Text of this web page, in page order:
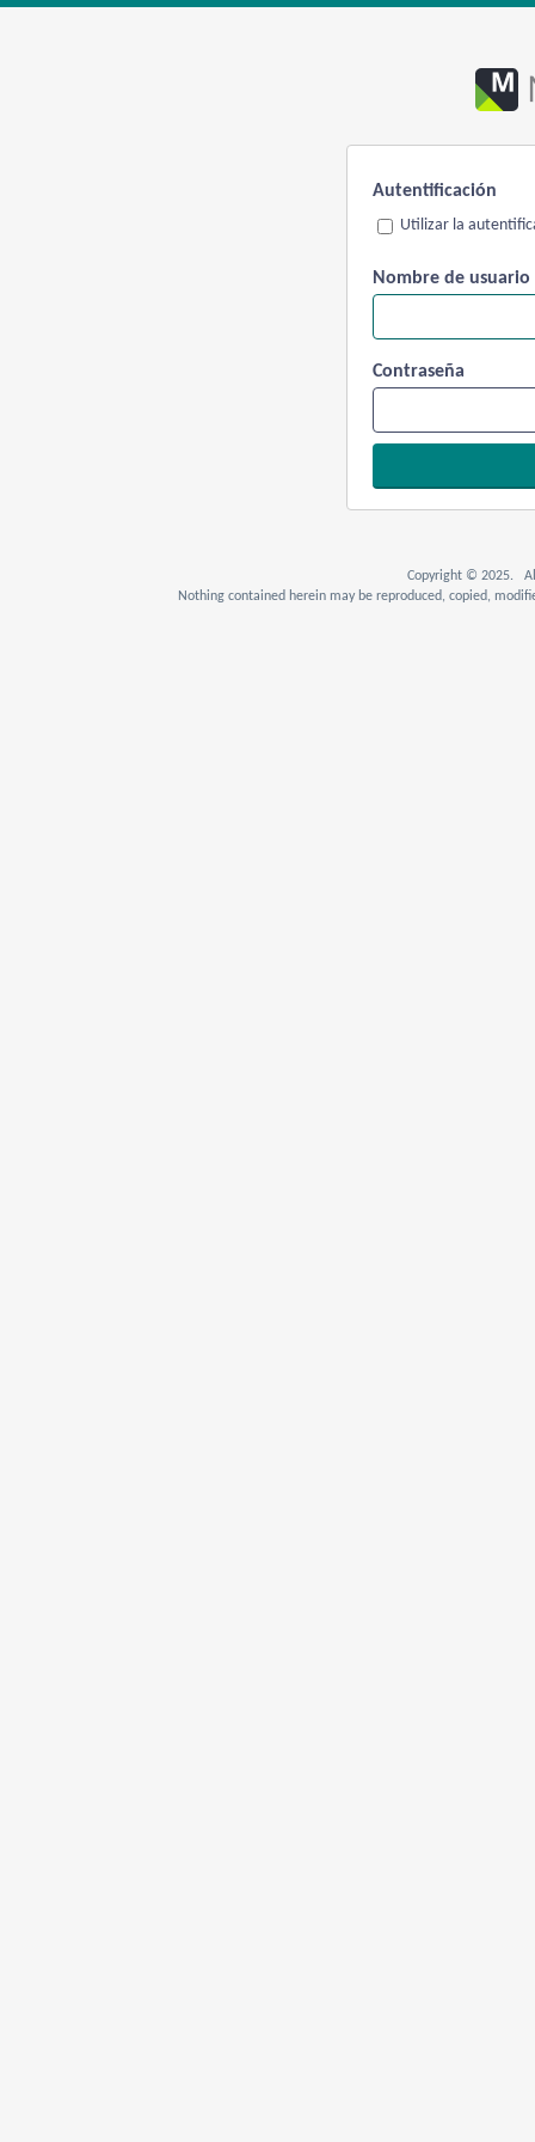
Autentificación
Utilizar la
Nombre de usuario
Contraseña
Copyright © 2025. All
Nothing contained herein may be reproduced, copied,